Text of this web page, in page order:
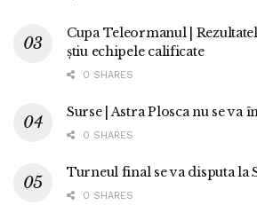
Cupa Teleormanul |
știu echipele calificate
0 SHARES
Surse | Astra Plosca nu se va
0 SHARES
Turneul final se va disputa la
0 SHARES